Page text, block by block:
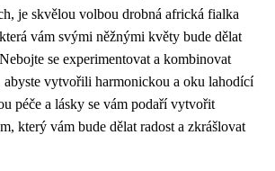
je skvělou volbou drobná africká fialka
vám svými něžnými květy bude dělat
se experimentovat a kombinovat
abyste vytvořili harmonickou a oku lahodící
péče a lásky se vám podaří vytvořit
který vám bude dělat radost a zkrášlovat